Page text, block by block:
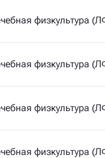
физкультура
физкультура
физкультура
физкультура